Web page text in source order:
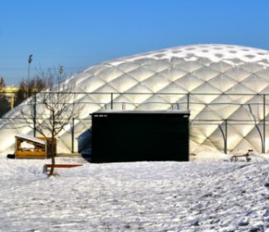
11-2016 / CÚPULA INFLABLE PARA EL
VARSOVIA
01 - CÚPULAS INFLABLES